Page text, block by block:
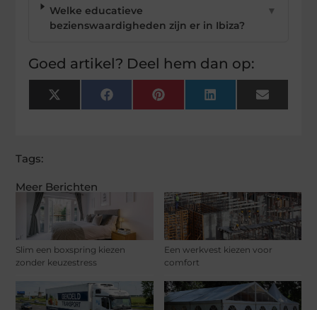
Meer Berichten
Slim een boxspring kiezen
zonder keuzestress
Een werkvest kiezen voor
comfort
Welke educatieve
bezienswaardigheden zijn er in Ibiza?
▼
Goed artikel? Deel hem dan op:
X
(Twitter)
FacebookPinterest LinkedIn Email
Tags: